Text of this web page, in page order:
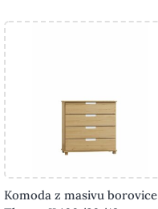
Komoda z masivu borovice